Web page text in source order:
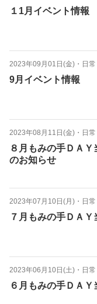
１1月イベント情報
2023年09月01日(金) ・ 日常
9月イベント情報
2023年08月11日(金) ・ 日常
８月もみの手ＤＡＹ
のお知らせ
2023年07月10日(月) ・ 日常
７月もみの手ＤＡＹ
2023年06月10日(土) ・ 日常
６月もみの手ＤＡＹ